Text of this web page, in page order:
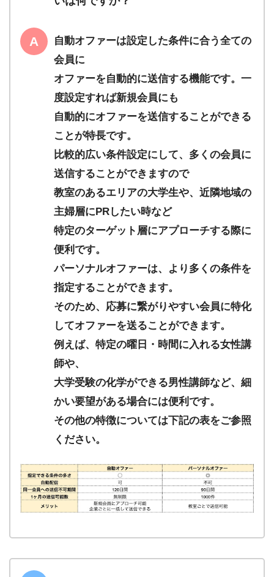
自動オファーは設定した条件に合う全ての
会員に
オファーを自動的に送信する機能です。一
度設定すれば新規会員にも
自動的にオファーを送信することができる
ことが特長です。
比較的広い条件設定にして、多くの会員に
送信することができますので
教室のあるエリアの大学生や、近隣地域の
主婦層にPRしたい時など
特定のターゲット層にアプローチする際に
便利です。
パーソナルオファーは、より多くの条件を
指定することができます。
そのため、応募に繋がりやすい会員に特化
してオファーを送ることができます。
例えば、特定の曜日・時間に入れる女性講
師や、
大学受験の化学ができる男性講師など、細
かい要望がある場合には便利です。
その他の特徴については下記の表をご参照
ください。